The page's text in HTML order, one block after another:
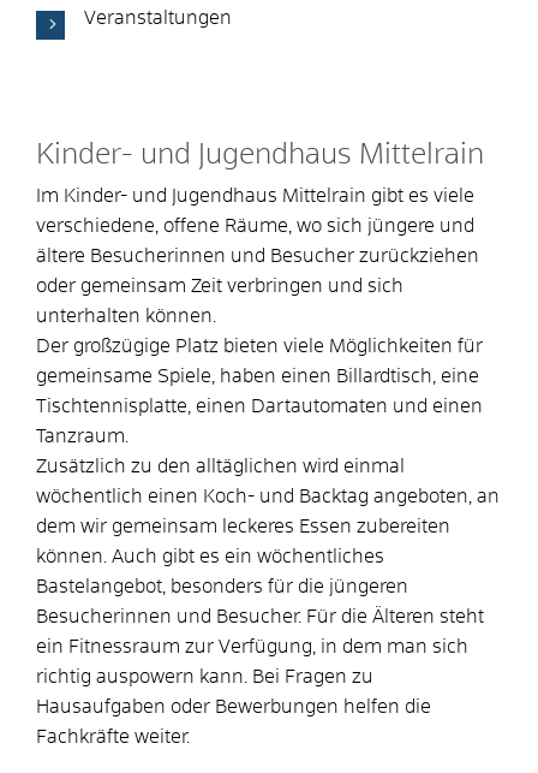
Veranstaltungen
Kinder- und Jugendhaus Mittelrain
Im Kinder- und Jugendhaus Mittelrain gibt es viele
verschiedene, offene Räume, wo sich jüngere und
ältere Besucherinnen und Besucher zurückziehen
oder gemeinsam Zeit verbringen und sich
unterhalten können.
Der großzügige Platz bieten viele Möglichkeiten für
gemeinsame Spiele, haben einen Billardtisch, eine
Tischtennisplatte, einen Dartautomaten und einen
Tanzraum.
Zusätzlich zu den alltäglichen wird einmal
wöchentlich einen Koch- und Backtag angeboten, an
dem wir gemeinsam leckeres Essen zubereiten
können. Auch gibt es ein wöchentliches
Bastelangebot, besonders für die jüngeren
Besucherinnen und Besucher. Für die Älteren steht
ein Fitnessraum zur Verfügung, in dem man sich
richtig auspowern kann. Bei Fragen zu
Hausaufgaben oder Bewerbungen helfen die
Fachkräfte weiter.